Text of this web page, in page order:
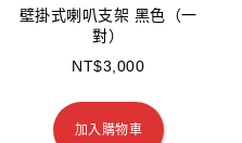
壁掛式喇叭支架 黑色（一
對）
NT$3,000
加入購物車